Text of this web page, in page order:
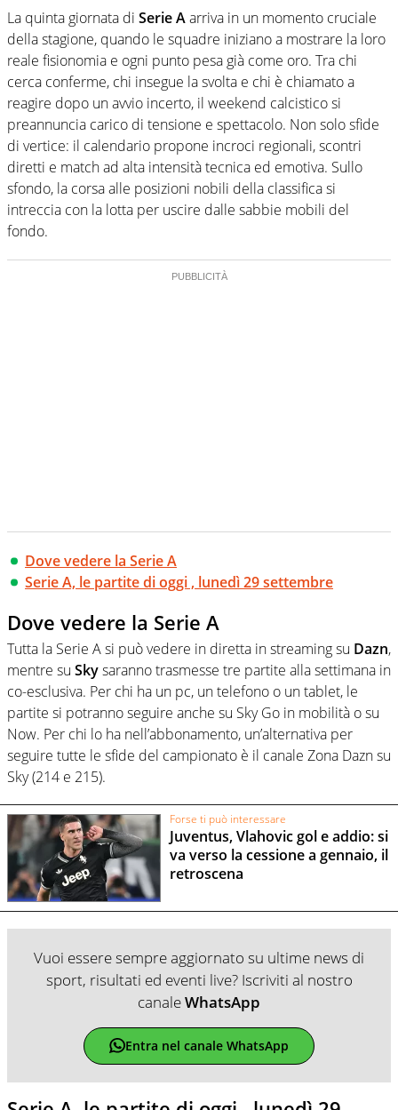
La quinta giornata di Serie Aarriva in un momento cruciale
della stagione, quando le squadre iniziano a mostrare la loro
reale fisionomia e ogni punto pesa già come oro. Tra chi
cerca conferme, chi insegue la svolta e chi è chiamato a
reagire dopo un avvio incerto, il weekend calcistico si
preannuncia carico di tensione e spettacolo. Non solo sfide
di vertice: il calendario propone incroci regionali, scontri
diretti e match ad alta intensità tecnica ed emotiva. Sullo
sfondo, la corsa alle posizioni nobili della classifica si
intreccia con la lotta per uscire dalle sabbie mobili del
fondo.
Dove vedere la Serie A
Serie A, le partite di oggi , lunedì 29 settembre
Dove vedere la Serie A
Tutta la Serie A si può vedere in diretta in streaming su Dazn,
mentre su Skysaranno trasmesse tre partite alla settimana in
co-esclusiva. Per chi ha un pc, un telefono o un tablet, le
partite si potranno seguire anche su Sky Go in mobilità o su
Now. Per chi lo ha nell’abbonamento, un’alternativa per
seguire tutte le sfide del campionato è il canale Zona Dazn su
Sky (214 e 215).
Forse ti può interessare
Juventus, Vlahovic gol e addio: si
va verso la cessione a gennaio, il
retroscena
Vuoi essere sempre aggiornato su ultime news di
sport, risultati ed eventi live? Iscriviti al nostro
canaleWhatsApp
Entra nel canale WhatsApp